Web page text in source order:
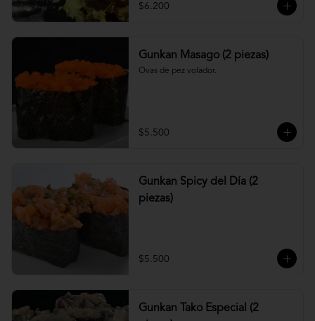
$6.200
Gunkan Masago (2 piezas)
Ovas de pez volador.
$5.500
Gunkan Spicy del Día (2
piezas)
$5.500
Gunkan Tako Especial (2